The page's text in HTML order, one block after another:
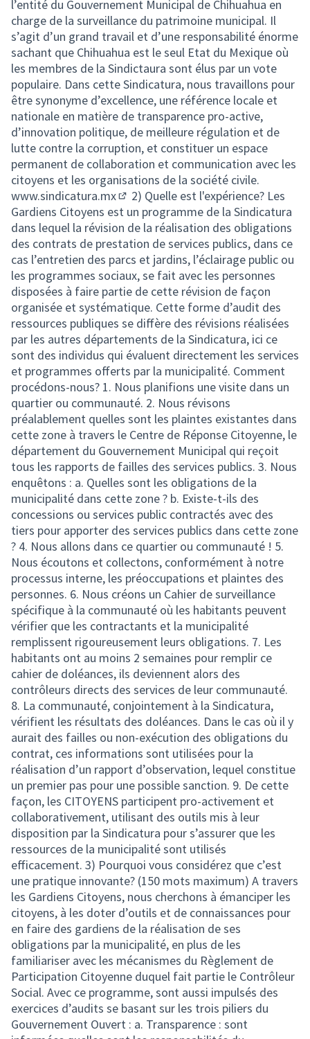
l’entité du Gouvernement Municipal de Chihuahua en
charge de la surveillance du patrimoine municipal. Il
s’agit d’un grand travail et d’une responsabilité énorme
sachant que Chihuahua est le seul Etat du Mexique où
les membres de la Sindictaura sont élus par un vote
populaire. Dans cette Sindicatura, nous travaillons pour
être synonyme d’excellence, une référence locale et
nationale en matière de transparence pro-active,
d’innovation politique, de meilleure régulation et de
lutte contre la corruption, et constituer un espace
permanent de collaboration et communication avec les
citoyens et les organisations de la société civile.
www.sindicatura.mx
(External link)
2) Quelle est l'expérience? Les
Gardiens Citoyens est un programme de la Sindicatura
dans lequel la révision de la réalisation des obligations
des contrats de prestation de services publics, dans ce
cas l’entretien des parcs et jardins, l’éclairage public ou
les programmes sociaux, se fait avec les personnes
disposées à faire partie de cette révision de façon
organisée et systématique. Cette forme d’audit des
ressources publiques se diffère des révisions réalisées
par les autres départements de la Sindicatura, ici ce
sont des individus qui évaluent directement les services
et programmes offerts par la municipalité. Comment
procédons-nous? 1. Nous planifions une visite dans un
quartier ou communauté. 2. Nous révisons
préalablement quelles sont les plaintes existantes dans
cette zone à travers le Centre de Réponse Citoyenne, le
département du Gouvernement Municipal qui reçoit
tous les rapports de failles des services publics. 3. Nous
enquêtons : a. Quelles sont les obligations de la
municipalité dans cette zone ? b. Existe-t-ils des
concessions ou services public contractés avec des
tiers pour apporter des services publics dans cette zone
? 4. Nous allons dans ce quartier ou communauté ! 5.
Nous écoutons et collectons, conformément à notre
processus interne, les préoccupations et plaintes des
personnes. 6. Nous créons un Cahier de surveillance
spécifique à la communauté où les habitants peuvent
vérifier que les contractants et la municipalité
remplissent rigoureusement leurs obligations. 7. Les
habitants ont au moins 2 semaines pour remplir ce
cahier de doléances, ils deviennent alors des
contrôleurs directs des services de leur communauté.
8. La communauté, conjointement à la Sindicatura,
vérifient les résultats des doléances. Dans le cas où il y
aurait des failles ou non-exécution des obligations du
contrat, ces informations sont utilisées pour la
réalisation d’un rapport d’observation, lequel constitue
un premier pas pour une possible sanction. 9. De cette
façon, les CITOYENS participent pro-activement et
collaborativement, utilisant des outils mis à leur
disposition par la Sindicatura pour s’assurer que les
ressources de la municipalité sont utilisés
efficacement. 3) Pourquoi vous considérez que c’est
une pratique innovante? (150 mots maximum) A travers
les Gardiens Citoyens, nous cherchons à émanciper les
citoyens, à les doter d’outils et de connaissances pour
en faire des gardiens de la réalisation de ses
obligations par la municipalité, en plus de les
familiariser avec les mécanismes du Règlement de
Participation Citoyenne duquel fait partie le Contrôleur
Social. Avec ce programme, sont aussi impulsés des
exercices d’audits se basant sur les trois piliers du
Gouvernement Ouvert : a. Transparence : sont